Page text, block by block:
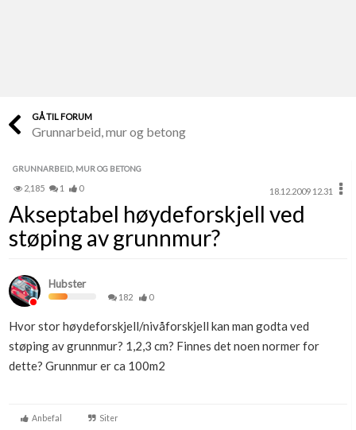
Finn håndverkere
Papirer som mangler
Skaff dokumentasjon som mangler
Kundeservice
Se din bolig? Klikk her
Boligmappa+
GÅ TIL FORUM
Grunnarbeid, mur og betong
GRUNNARBEID, MUR OG BETONG
2,185 1 0 18.12.2009 12.31
Akseptabel høydeforskjell ved
støping av grunnmur?
Hubster
182 0
Hvor stor høydeforskjell/nivåforskjell kan man godta ved
støping av grunnmur? 1,2,3 cm? Finnes det noen normer for
dette? Grunnmur er ca 100m2
Anbefal Siter